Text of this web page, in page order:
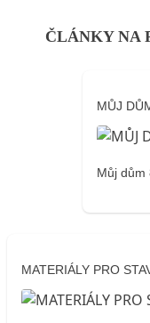
ČLÁNKY NA
MŮJ
Můj dům
MATERIÁLY PRO